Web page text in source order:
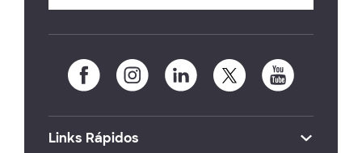
Links Rápidos